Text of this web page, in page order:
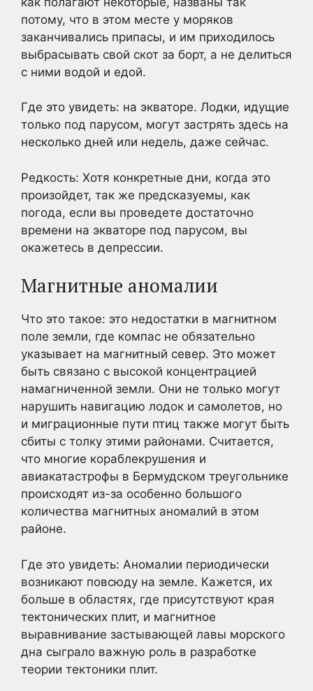
потому, что в этом месте у моряков
заканчивались припасы, и им приходилось
выбрасывать свой скот за борт, а не делиться
с ними водой и едой.
Где это увидеть: на экваторе. Лодки, идущие
только под парусом, могут застрять здесь на
несколько дней или недель, даже сейчас.
Редкость: Хотя конкретные дни, когда это
произойдет, так же предсказуемы, как
погода, если вы проведете достаточно
времени на экваторе под парусом, вы
окажетесь в депрессии.
Магнитные аномалии
Что это такое: это недостатки в магнитном
поле земли, где компас не обязательно
указывает на магнитный север. Это может
быть связано с высокой концентрацией
намагниченной земли. Они не только могут
нарушить навигацию лодок и самолетов, но
и миграционные пути птиц также могут быть
сбиты с толку этими районами. Считается,
что многие кораблекрушения и
авиакатастрофы в Бермудском треугольнике
происходят из-за особенно большого
количества магнитных аномалий в этом
районе.
Где это увидеть: Аномалии периодически
возникают повсюду на земле. Кажется, их
больше в областях, где присутствуют края
тектонических плит, и магнитное
выравнивание застывающей лавы морского
дна сыграло важную роль в разработке
теории тектоники плит.